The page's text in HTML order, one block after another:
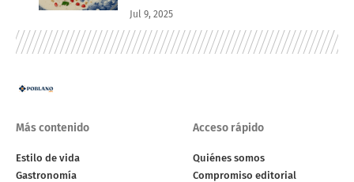
Jul 9, 2025
Más contenido
Estilo de vida
Gastronomía
Acceso rápido
Quiénes somos
Compromiso editorial